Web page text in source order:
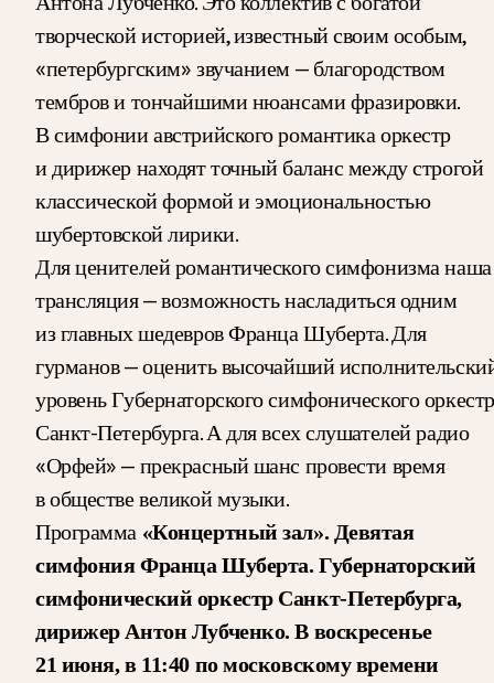
творческой историей, известный своим особым,
«петербургским» звучанием — благородством
тембров и тончайшими нюансами фразировки.
В симфонии австрийского романтика оркестр
и дирижер находят точный баланс между строгой
классической формой и эмоциональностью
шубертовской лирики.
Для ценителей романтического симфонизма наша
трансляция — возможность насладиться одним
из главных шедевров Франца Шуберта. Для
гурманов — оценить высочайший
уровень Губернаторского симфонического
Санкт-Петербурга. А для всех слушателей радио
«Орфей» — прекрасный шанс провести время
в обществе великой музыки.
Программа «Концертный зал». Девятая
симфония Франца Шуберта. Губернаторский
симфонический оркестр Санкт-Петербурга,
дирижер Антон Лубченко. В воскресенье
21 июня, в 11:40 по московскому времени